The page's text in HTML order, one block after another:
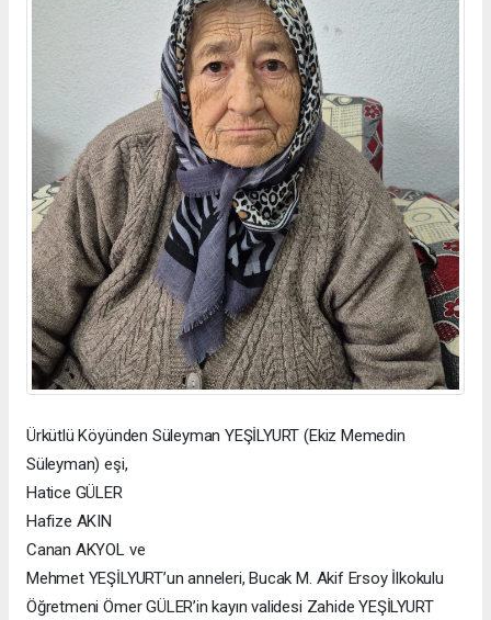
Ürkütlü Köyünden Süleyman YEŞİLYURT (Ekiz Memedin
Süleyman) eşi,
Hatice GÜLER
Hafize AKIN
Canan AKYOL ve
Mehmet YEŞİLYURT’un anneleri, Bucak M. Akif Ersoy İlkokulu
Öğretmeni Ömer GÜLER’in kayın validesi Zahide YEŞİLYURT